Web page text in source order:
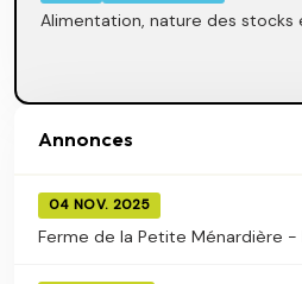
Alimentation, nature des stocks
Annonces
04 NOV. 2025
Ferme de la Petite Ménardière -